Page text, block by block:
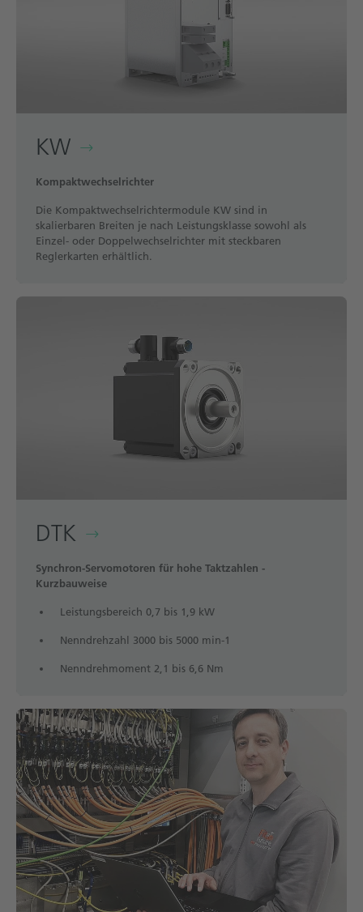
KW
Kompaktwechselrichter
Die Kompaktwechselrichtermodule KW sind in
skalierbaren Breiten je nach Leistungsklasse sowohl als
Einzel- oder Doppelwechselrichter mit steckbaren
Reglerkarten erhältlich.
DTK
Synchron-Servomotoren für hohe Taktzahlen -
Kurzbauweise
Leistungsbereich 0,7 bis 1,9 kW
Nenndrehzahl 3000 bis 5000 min-1
Nenndrehmoment 2,1 bis 6,6 Nm